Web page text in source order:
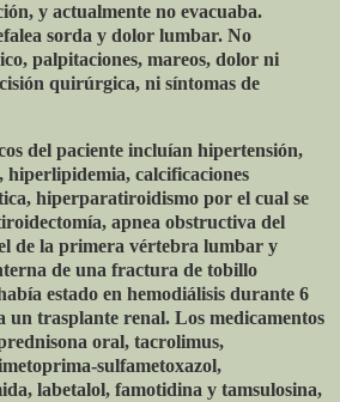
y actualmente no evacuaba.
sorda y dolor lumbar. No
palpitaciones, mareos, dolor ni
quirúrgica, ni síntomas de
del paciente incluían hipertensión,
hiperlipidemia, calcificaciones
hiperparatiroidismo por el cual se
apnea obstructiva del
de la primera vértebra lumbar y
de una fractura de tobillo
estado en hemodiálisis durante 6
un trasplante renal. Los medicamentos
oral, tacrolimus,
sulfametoxazol,
labetalol, famotidina y tamsulosina,